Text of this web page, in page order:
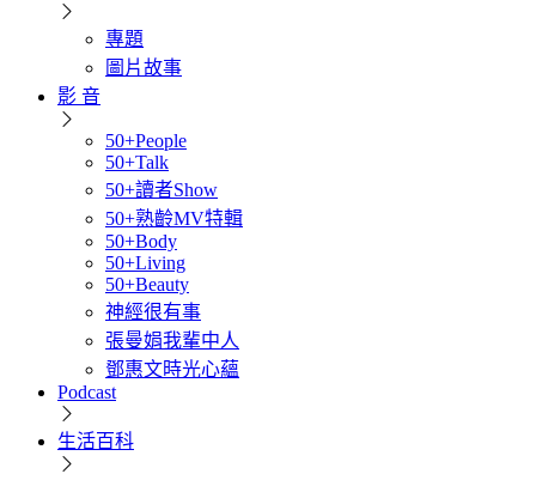
專題
圖片故事
影 音
50+People
50+Talk
50+讀者Show
50+熟齡MV特輯
50+Body
50+Living
50+Beauty
神經很有事
張曼娟我輩中人
鄧惠文時光心蘊
Podcast
生活百科